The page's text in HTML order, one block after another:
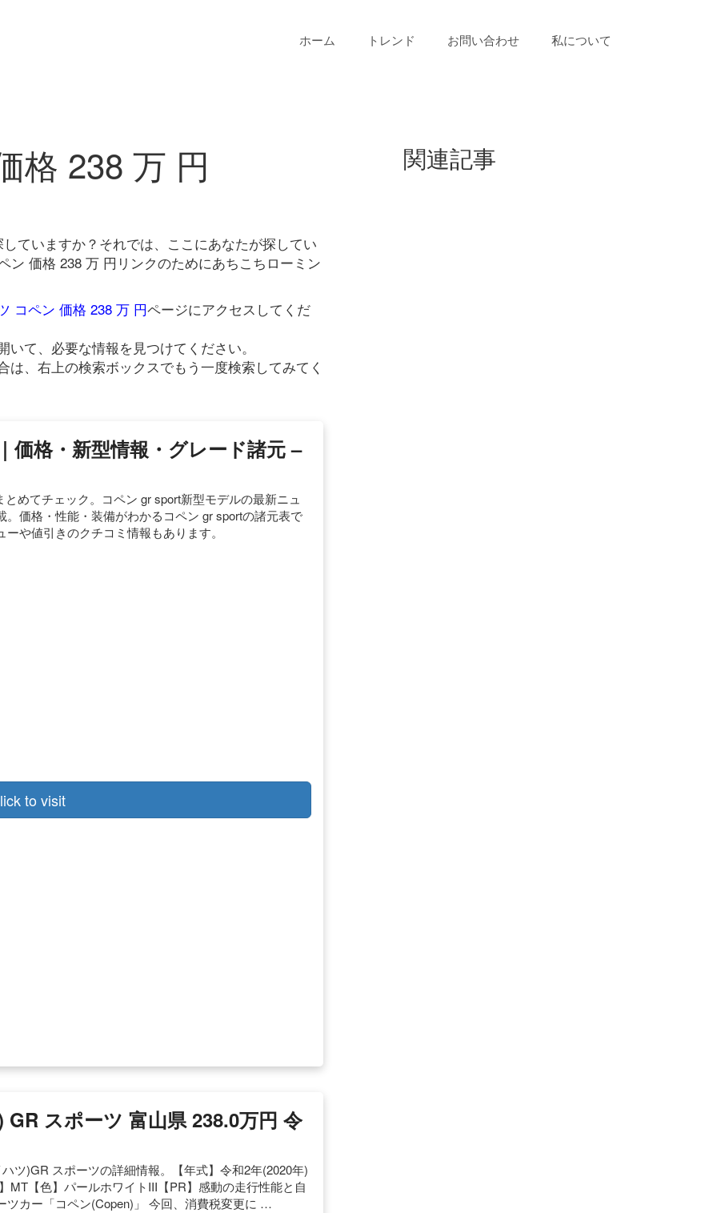
ホーム トレンド お問い合わせ 私について
格 238 万 円
ていますか？それでは、ここにあなたが探してい
ン 価格 238 万 円リンクのためにあちこちローミン
コペン 価格 238 万 円ページにアクセスしてくだ
て、必要な情報を見つけてください。
は、右上の検索ボックスでもう一度検索してみてく
価格・新型情報・グレード諸元 –
めてチェック。コペン gr sport新型モデルの最新ニュ
価格・性能・装備がわかるコペン gr sportの諸元表で
や値引きのクチコミ情報もあります。
to visit
スポーツ 富山県 238.0万円 令
ツ)GR スポーツの詳細情報。【年式】令和2年(2020年)
MT【色】パールホワイトIII【PR】感動の走行性能と自
カー「コペン(Copen)」 今回、消費税変更に …
関連記事